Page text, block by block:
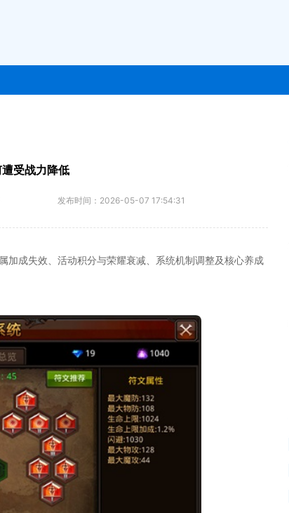
受战力降低
发布时间： 2026-05-07 17:54:31
加成失效、活动积分与荣耀衰减、系统机制调整及核心养成